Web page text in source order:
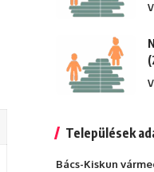
Települések
Bács-Kiskun